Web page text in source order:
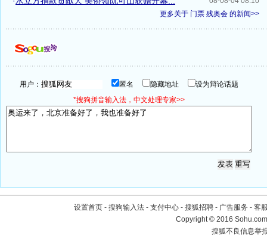
更多关于 门票 残奥会 的新闻>>
用户： 匿名 隐藏地址
设为辩论话题
*搜狗拼音输入法，中文处理专家>>
设置首页 - 搜狗输入法 - 支付中心 - 搜狐招聘 - 广告服务 - 客
Copyright©2016
搜狐不良信息举